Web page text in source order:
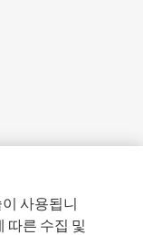
사용됩니
따른 수집 및